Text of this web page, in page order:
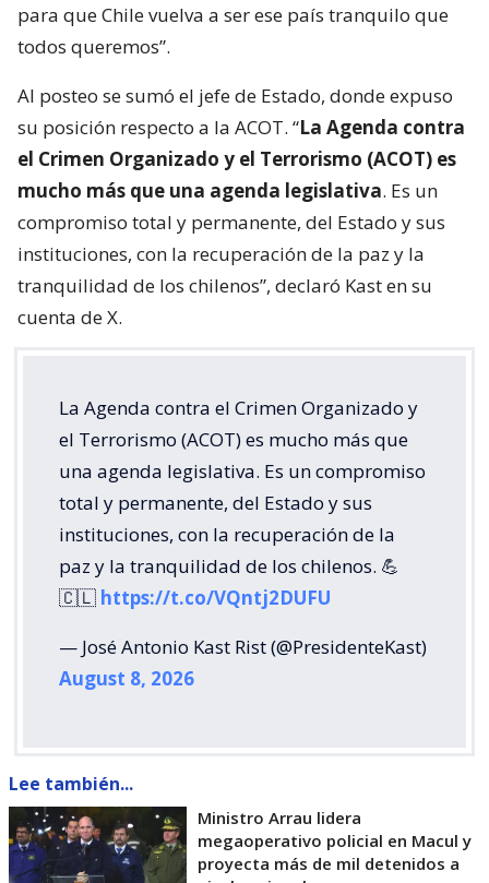
para que Chile vuelva a ser ese país tranquilo que
todos queremos”.
Al posteo se sumó el jefe de Estado, donde expuso
su posición respecto a la ACOT. “La Agenda contra
el Crimen Organizado y el Terrorismo (ACOT) es
mucho más que una agenda legislativa. Es un
compromiso total y permanente, del Estado y sus
instituciones, con la recuperación de la paz y la
tranquilidad de los chilenos”, declaró Kast en su
cuenta de X.
La Agenda contra el Crimen Organizado y
el Terrorismo (ACOT) es mucho más que
una agenda legislativa. Es un compromiso
total y permanente, del Estado y sus
instituciones, con la recuperación de la
paz y la tranquilidad de los chilenos. 💪
🇨🇱 https://t.co/VQntj2DUFU
— José Antonio Kast Rist (@PresidenteKast)
August 8, 2026
Lee también...
Ministro Arrau lidera
megaoperativo policial en Macul y
proyecta más de mil detenidos a